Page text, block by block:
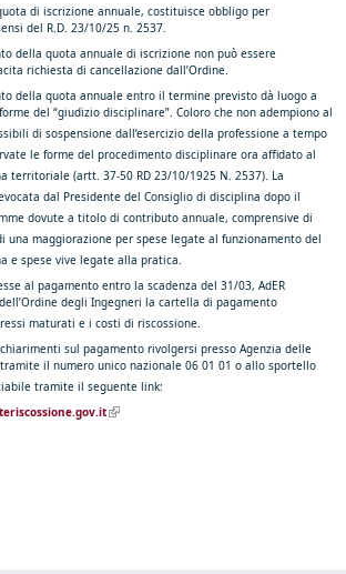
di iscrizione annuale, costituisce obbligo per
del R.D. 23/10/25 n. 2537.
della quota annuale di iscrizione non può essere
richiesta di cancellazione dall’Ordine.
della quota annuale entro il termine previsto dà luogo a
del “giudizio disciplinare”. Coloro che non adempiono al
di sospensione dall’esercizio della professione a tempo
le forme del procedimento disciplinare ora affidato al
territoriale (artt. 37-50 RD 23/10/1925 N. 2537). La
dal Presidente del Consiglio di disciplina dopo il
dovute a titolo di contributo annuale, comprensive di
una maggiorazione per spese legate al funzionamento del
e spese vive legate alla pratica.
al pagamento entro la scadenza del 31/03, AdER
degli Ingegneri la cartella di pagamento
maturati e i costi di riscossione.
sul pagamento rivolgersi presso Agenzia delle
il numero unico nazionale 06 01 01 o allo sportello
tramite il seguente link:
(link is external)